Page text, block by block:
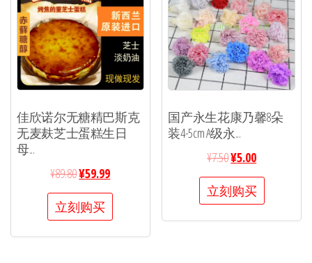
佳欣诺尔无糖精巴斯克
无麦麸芝士蛋糕生日
母...
¥89.80¥59.99
立刻购买
国产永生花康乃馨8朵
装4-5cm A级永...
¥7.50¥5.00
立刻购买